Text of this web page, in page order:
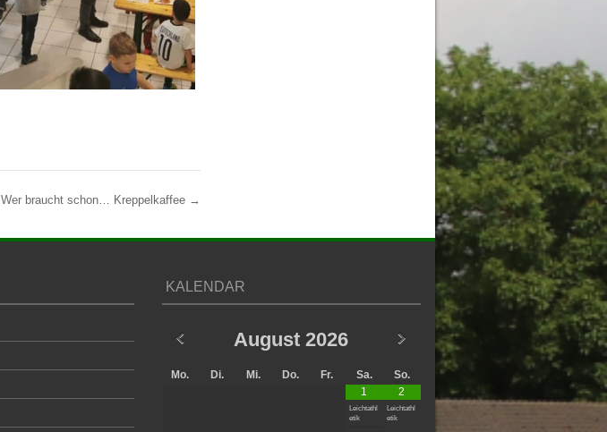
Wer braucht schon… Kreppelkaffee →
KALENDAR
August 2026
Mo. Di. Mi. Do. Fr. Sa.
So.
1
Leichtathl
etik
2
Leichtathl
etik